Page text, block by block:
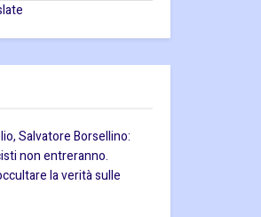
Salvatore Borsellino:
non entreranno.
la verità sulle